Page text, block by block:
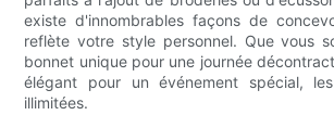
existe d'innombrables façons de
reflète votre style personnel. Que vous
bonnet unique pour une journée
élégant pour un événement spécial,
illimitées.